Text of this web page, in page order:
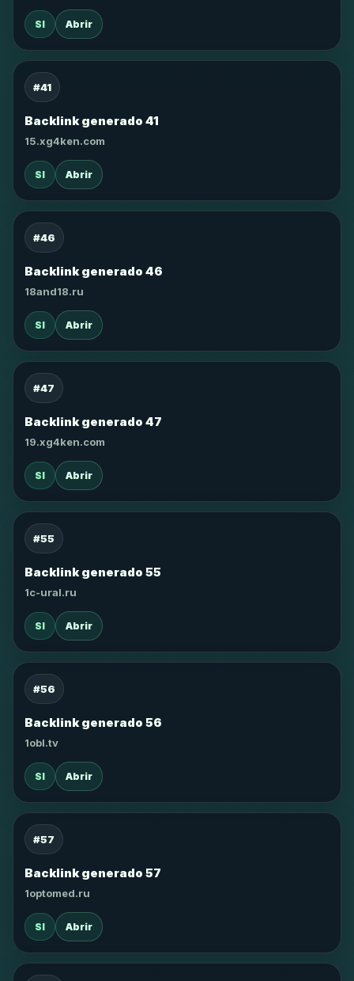
SI Abrir
#41
Backlink generado 41
15.xg4ken.com
SI Abrir
#46
Backlink generado 46
18and18.ru
SI Abrir
#47
Backlink generado 47
19.xg4ken.com
SI Abrir
#55
Backlink generado 55
1c-ural.ru
SI Abrir
#56
Backlink generado 56
1obl.tv
SI Abrir
#57
Backlink generado 57
1optomed.ru
SI Abrir